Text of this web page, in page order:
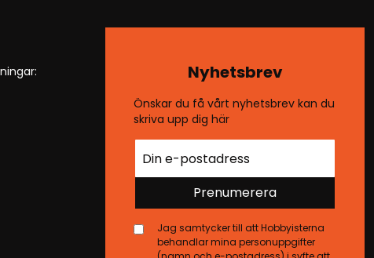
Nyhetsbrev
Önskar du få vårt nyhetsbrev kan du
skriva upp dig här
Prenumerera
Jag samtycker till att Hobbyisterna
behandlar mina personuppgifter